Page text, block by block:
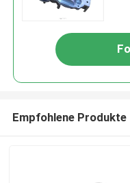
Empfohlene Produkte